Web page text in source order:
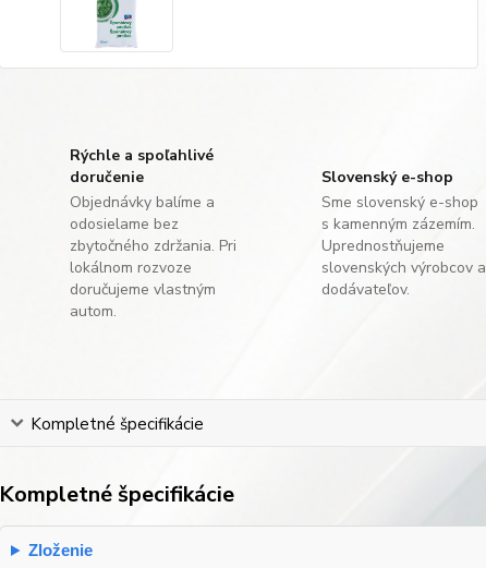
Rýchle a spoľahlivé
doručenie
Objednávky balíme a
odosielame bez
zbytočného zdržania. Pri
lokálnom rozvoze
doručujeme vlastným
autom.
Slovenský e-shop
Sme slovenský e-shop
s kamenným zázemím.
Uprednostňujeme
slovenských výrobcov a
dodávateľov.
Kompletné špecifikácie
Kompletné špecifikácie
Zloženie